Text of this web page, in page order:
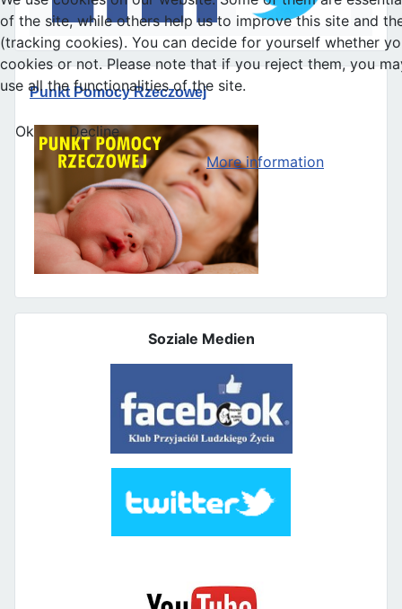
Punkt Pomocy Rzeczowej
Soziale Medien
of the site, while others help us to improve this site and
(tracking cookies). You can decide for yourself whether
cookies or not. Please note that if you reject them, you
use all the functionalities of the site.
Ok
Decline
More information